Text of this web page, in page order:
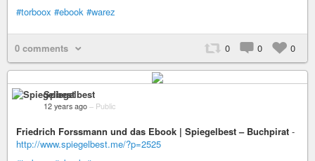
#torboox #ebook #warez
0 comments 0 0 0
Spiegelbest
12 years ago – Public
Friedrich Forssmann und das Ebook | Spiegelbest – Buchpirat -
http://www.spiegelbest.me/?p=2525